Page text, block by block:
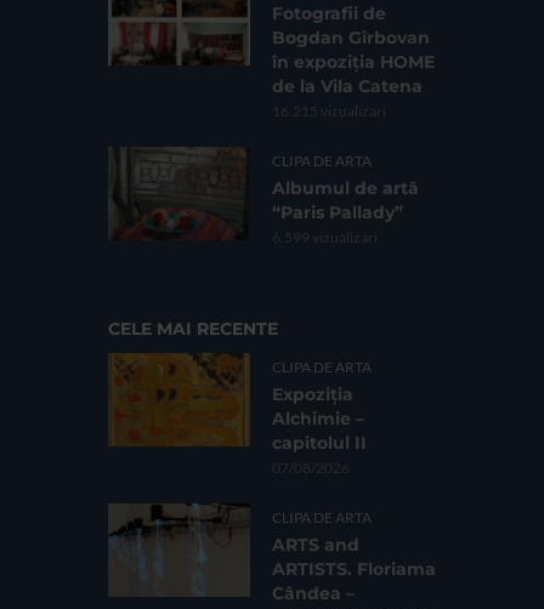
Fotografii de
Bogdan Gîrbovan
în expoziția HOME
de la Vila Catena
16.215 vizualizari
CLIPA DE ARTA
Albumul de artă
“Paris Pallady”
6.599 vizualizari
CELE MAI RECENTE
CLIPA DE ARTA
Expoziția
Alchimie –
capitolul II
07/08/2026
CLIPA DE ARTA
ARTS and
ARTISTS. Floriama
Cândea –